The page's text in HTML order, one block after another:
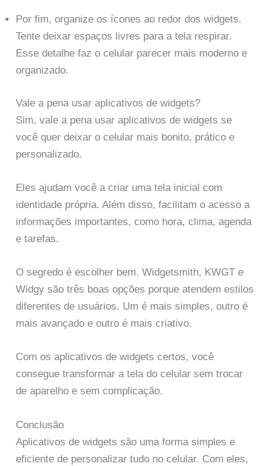
Por fim, organize os ícones ao redor dos widgets.
Tente deixar espaços livres para a tela respirar.
Esse detalhe faz o celular parecer mais moderno e
organizado.
Vale a pena usar aplicativos de widgets?
Sim, vale a pena usar aplicativos de widgets se
você quer deixar o celular mais bonito, prático e
personalizado.
Eles ajudam você a criar uma tela inicial com
identidade própria. Além disso, facilitam o acesso a
informações importantes, como hora, clima, agenda
e tarefas.
O segredo é escolher bem. Widgetsmith, KWGT e
Widgy são três boas opções porque atendem estilos
diferentes de usuários. Um é mais simples, outro é
mais avançado e outro é mais criativo.
Com os aplicativos de widgets certos, você
consegue transformar a tela do celular sem trocar
de aparelho e sem complicação.
Conclusão
Aplicativos de widgets são uma forma simples e
eficiente de personalizar tudo no celular. Com eles,